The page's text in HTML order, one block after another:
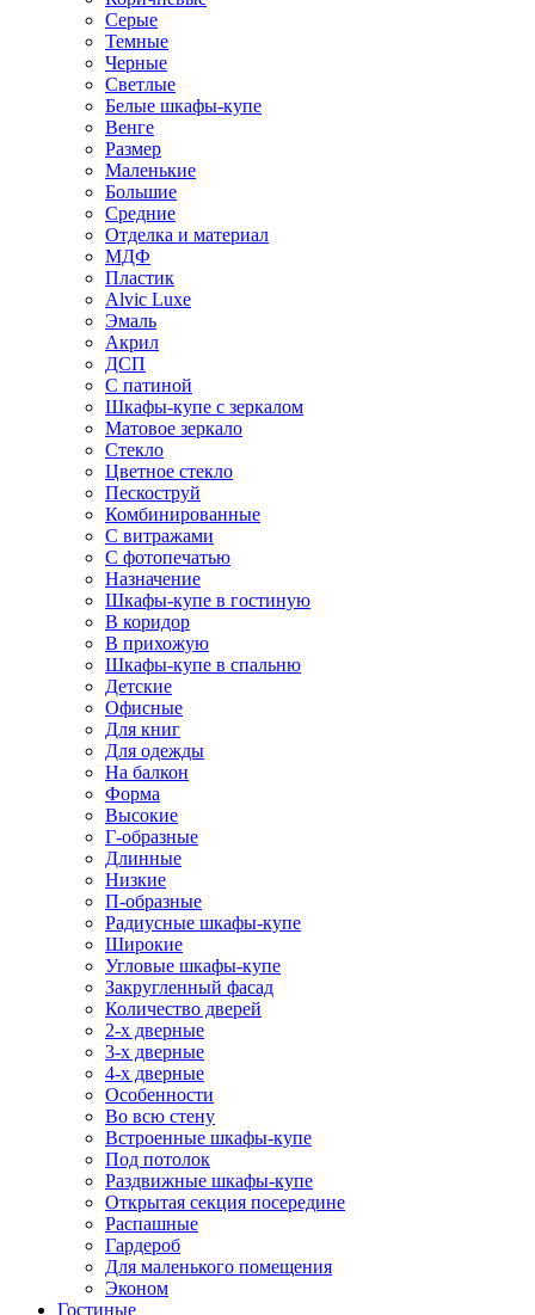
Серые
Темные
Черные
Светлые
Белые шкафы-купе
Венге
Размер
Маленькие
Большие
Средние
Отделка и материал
МДФ
Пластик
Alvic Luxe
Эмаль
Акрил
ДСП
С патиной
Шкафы-купе с зеркалом
Матовое зеркало
Стекло
Цветное стекло
Пескоструй
Комбинированные
С витражами
С фотопечатью
Назначение
Шкафы-купе в гостиную
В коридор
В прихожую
Шкафы-купе в спальню
Детские
Офисные
Для книг
Для одежды
На балкон
Форма
Высокие
Г-образные
Длинные
Низкие
П-образные
Радиусные шкафы-купе
Широкие
Угловые шкафы-купе
Закругленный фасад
Количество дверей
2-х дверные
3-х дверные
4-х дверные
Особенности
Во всю стену
Встроенные шкафы-купе
Под потолок
Раздвижные шкафы-купе
Открытая секция посередине
Распашные
Гардероб
Для маленького помещения
Эконом
Гостиные